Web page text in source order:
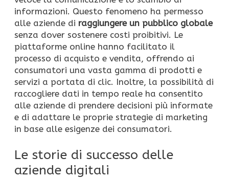
informazioni. Questo fenomeno ha permesso
alle aziende di raggiungere un pubblico globale
senza dover sostenere costi proibitivi. Le
piattaforme online hanno facilitato il
processo di acquisto e vendita, offrendo ai
consumatori una vasta gamma di prodotti e
servizi a portata di clic. Inoltre, la possibilità di
raccogliere dati in tempo reale ha consentito
alle aziende di prendere decisioni più informate
e di adattare le proprie strategie di marketing
in base alle esigenze dei consumatori.
Le storie di successo delle
aziende digitali